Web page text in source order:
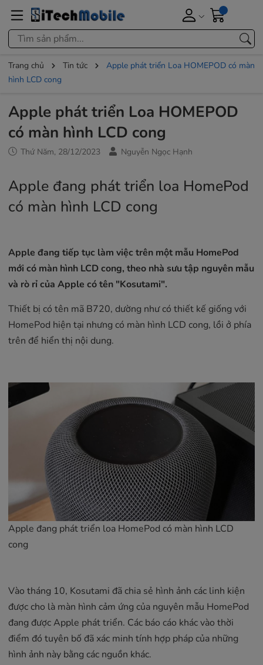
Trang chủ Tin tức
Apple phát triển Loa HOMEPOD có màn
hình LCD cong
Apple phát triển Loa HOMEPOD
có màn hình LCD cong
Thứ Năm, 28/12/2023 Nguyễn Ngọc Hạnh
Apple đang phát triển loa HomePod
có màn hình LCD cong
Apple đang tiếp tục làm việc trên một mẫu HomePod
mới có màn hình LCD cong, theo nhà sưu tập nguyên mẫu
và rò rỉ của Apple có tên "Kosutami".
Thiết bị có tên mã B720, dường như có thiết kế giống với
‌HomePod‌ hiện tại nhưng có màn hình LCD cong, lồi ở phía
trên để hiển thị nội dung.
Apple đang phát triển loa HomePod có màn hình LCD
cong
Vào tháng 10, Kosutami đã chia sẻ hình ảnh các linh kiện
được cho là màn hình cảm ứng của nguyên mẫu ‌HomePod‌
đang được Apple phát triển. Các báo cáo khác vào thời
điểm đó tuyên bố đã xác minh tính hợp pháp của những
hình ảnh này bằng các nguồn khác.